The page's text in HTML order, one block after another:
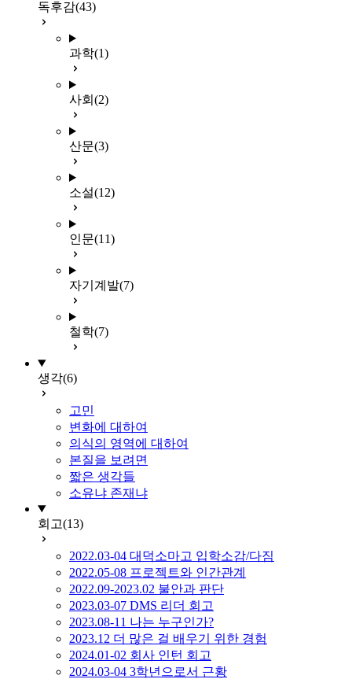
독후감(43)
과학(1)
사회 (2)
산문(3)
소설(12)
인문(11)
자기계발(7)
철학(7)
생각(6)
고민
변화에 대하여
의식의 영역에 대하여
본질을 보려면
짧은 생각들
소유냐 존재냐
회고(13)
2022.03-04 대덕소마고 입학소감/다짐
2022.05-08 프로젝트와 인간관계
2022.09-2023.02 불안과 판단
2023.03-07 DMS 리더 회고
2023.08-11 나는 누구인가?
2023.12 더 많은 걸 배우기 위한 경험
2024.01-02 회사 인턴 회고
2024.03-04 3학년으로서 근황